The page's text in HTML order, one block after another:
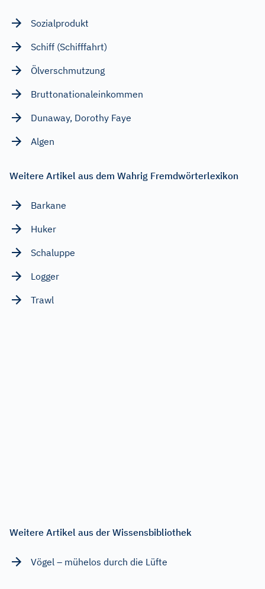
Sozialprodukt
Schiff (Schifffahrt)
Ölverschmutzung
Bruttonationaleinkommen
Dunaway, Dorothy Faye
Algen
Weitere Artikel aus dem Wahrig Fremdwörterlexikon
Barkane
Huker
Schaluppe
Logger
Trawl
Weitere Artikel aus der Wissensbibliothek
Vögel – mühelos durch die Lüfte